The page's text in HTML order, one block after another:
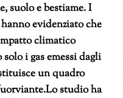
suolo e bestiame. I
evidenziato che
climatico
i gas emessi dagli
un quadro
studio ha